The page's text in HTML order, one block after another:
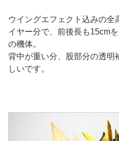
ウイングエフェクト込みの全
イヤー分で、前後長も15cm
の機体。
背中が重い分、股部分の透明
しいです。